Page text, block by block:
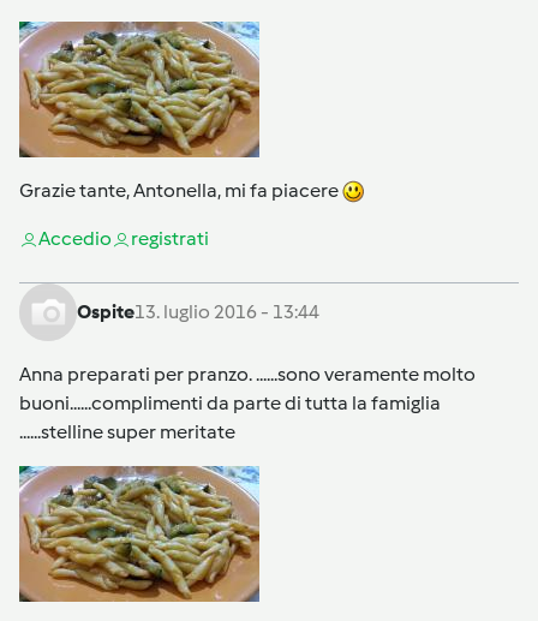
Grazie tante, Antonella, mi fa piacere
Accedio registrati
Ospite13. luglio 2016 - 13:44
Anna preparati per pranzo. ......sono veramente molto
buoni......complimenti da parte di tutta la famiglia
......stelline super meritate